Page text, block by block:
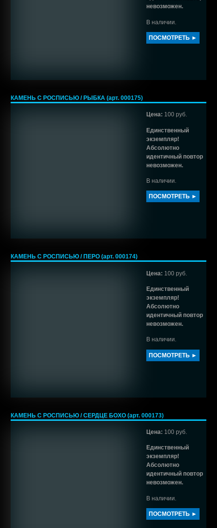
невозможен.
В наличии.
ПОСМОТРЕТЬ ►
КАМЕНЬ С РОСПИСЬЮ / РЫБКА (арт. 000175)
Цена: 100 руб.
Единственный
экземпляр!
Абсолютно
идентичный повтор
невозможен.
В наличии.
ПОСМОТРЕТЬ ►
КАМЕНЬ С РОСПИСЬЮ / ПЕРО (арт. 000174)
Цена: 100 руб.
Единственный
экземпляр!
Абсолютно
идентичный повтор
невозможен.
В наличии.
ПОСМОТРЕТЬ ►
КАМЕНЬ С РОСПИСЬЮ / СЕРДЦЕ БОХО (арт. 000173)
Цена: 100 руб.
Единственный
экземпляр!
Абсолютно
идентичный повтор
невозможен.
В наличии.
ПОСМОТРЕТЬ ►